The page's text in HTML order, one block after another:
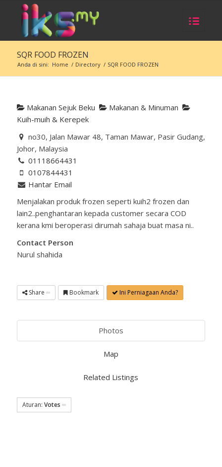
SQR FOOD FROZEN
Anda di sini: Home / Directory / SQR FOOD FROZEN
Makanan Sejuk Beku
Makanan & Minuman
Kuih-muih & Kerepek
no30, Jalan Mawar 48, Taman Mawar, Pasir Gudang,
Johor, Malaysia
01118664431
0107844431
Hantar Email
Menjalakan produk frozen seperti kuih2 frozen dan
lain2..penghantaran kepada customer secara COD
kerana kmi beroperasi dirumah sahaja buat masa ni..
Contact Person
Nurul shahida
Share Bookmark Ini Perniagaan Anda?
Photos
Map
Related Listings
Aturan: Votes